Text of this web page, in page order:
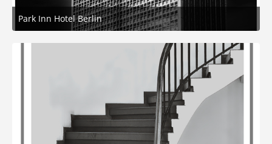
Park Inn Hotel Berlin
10. Februar 2026 um 09:32
6